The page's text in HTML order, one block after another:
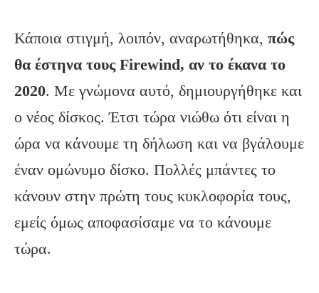
Κάποια στιγμή, λοιπόν, αναρωτήθηκα, πώς
θα έστηνα τους Firewind, αν το έκανα το
2020. Με γνώμονα αυτό, δημιουργήθηκε και
ο νέος δίσκος. Έτσι τώρα νιώθω ότι είναι η
ώρα να κάνουμε τη δήλωση και να βγάλουμε
έναν ομώνυμο δίσκο. Πολλές μπάντες το
κάνουν στην πρώτη τους κυκλοφορία τους,
εμείς όμως αποφασίσαμε να το κάνουμε
τώρα.